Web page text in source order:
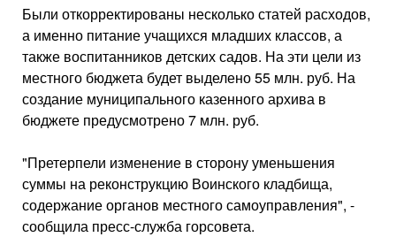
Были откорректированы несколько статей расходов,
а именно питание учащихся младших классов, а
также воспитанников детских садов. На эти цели из
местного бюджета будет выделено 55 млн. руб. На
создание муниципального казенного архива в
бюджете предусмотрено 7 млн. руб.
"Претерпели изменение в сторону уменьшения
суммы на реконструкцию Воинского кладбища,
содержание органов местного самоуправления", -
сообщила пресс-служба горсовета.